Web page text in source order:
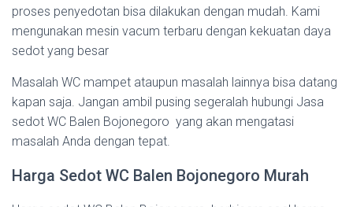
proses penyedotan bisa dilakukan dengan mudah. Kami
mengunakan mesin vacum terbaru dengan kekuatan daya
sedot yang besar
Masalah WC mampet ataupun masalah lainnya bisa datang
kapan saja. Jangan ambil pusing segeralah hubungi Jasa
sedot WC Balen Bojonegoro yang akan mengatasi
masalah Anda dengan tepat.
Harga Sedot WC Balen Bojonegoro Murah